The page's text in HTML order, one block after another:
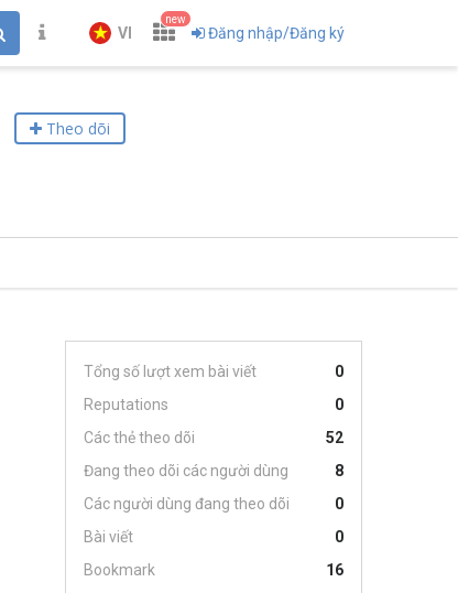
VI
new
Đăng nhập/Đăng ký
Theo dõi
Tổng số lượt xem bài viết
0
Reputations
0
Các thẻ theo dõi
52
Đang theo dõi các người dùng
8
Các người dùng đang theo dõi
0
Bài viết
0
Bookmark
16